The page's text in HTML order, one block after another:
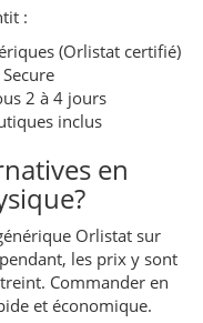
:
(Orlistat certifié)
2 à 4 jours
inclus
en
Orlistat sur
les prix y sont
Commander en
et économique.